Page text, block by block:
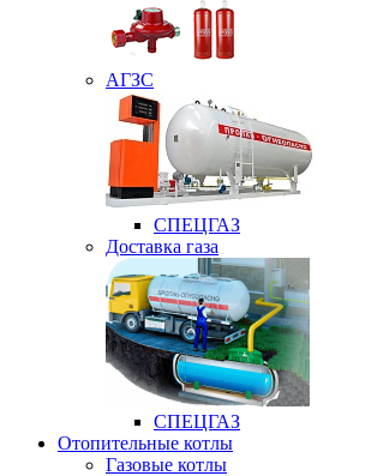
АГЗС
СПЕЦГАЗ
Доставка газа
СПЕЦГАЗ
Отопительные котлы
Газовые котлы